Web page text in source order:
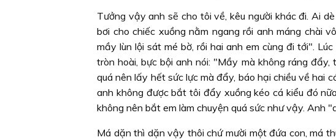
Tưởng vậy anh sẽ cho tôi về, kêu người khác đi. Ai
bơi cho chiếc xuồng nằm ngang rồi anh máng chài
mầy lùn lội sát mé bờ, rồi hai anh em cùng đi tới".
tròn hoài, bực bội anh nói: "Mầy mà không ráng
quá nên lấy hết sức lực mà đẩy, báo hại chiều về hai
anh không được bắt tôi đẩy xuồng kéo cá kiểu đó
không nên bắt em làm chuyện quá sức như vậy. Anh
Má dặn thì dặn vậy thôi chứ mười một đứa con, má